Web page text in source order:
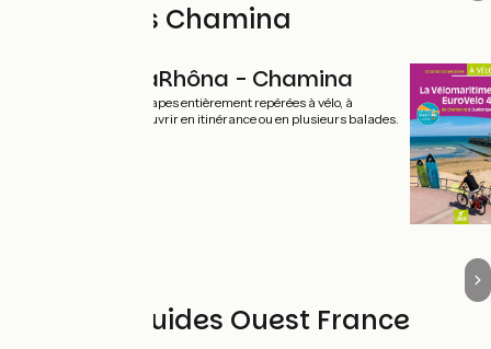
Les guides Chamina
ViaRhôna - Chamina
36 étapes entièrement repérées à vélo, à
découvrir en itinérance ou en plusieurs balades.
Les topoguides Ouest France